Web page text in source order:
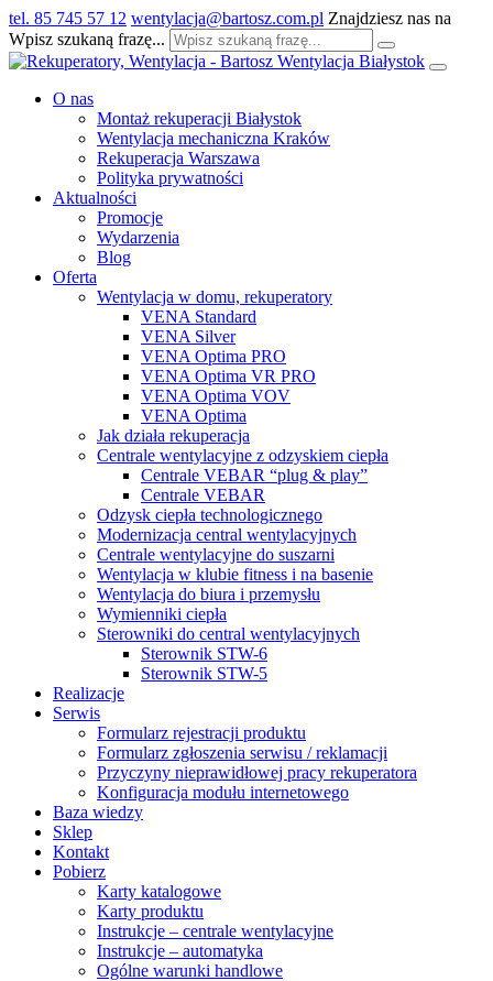
tel. 85 745 57 12 wentylacja@bartosz.com.pl Znajdziesz nas na
Wpisz szukaną frazę...
O nas
Montaż rekuperacji Białystok
Wentylacja mechaniczna Kraków
Rekuperacja Warszawa
Polityka prywatności
Aktualności
Promocje
Wydarzenia
Blog
Oferta
Wentylacja w domu, rekuperatory
VENA Standard
VENA Silver
VENA Optima PRO
VENA Optima VR PRO
VENA Optima VOV
VENA Optima
Jak działa rekuperacja
Centrale wentylacyjne z odzyskiem ciepła
Centrale VEBAR “plug & play”
Centrale VEBAR
Odzysk ciepła technologicznego
Modernizacja central wentylacyjnych
Centrale wentylacyjne do suszarni
Wentylacja w klubie fitness i na basenie
Wentylacja do biura i przemysłu
Wymienniki ciepła
Sterowniki do central wentylacyjnych
Sterownik STW-6
Sterownik STW-5
Realizacje
Serwis
Formularz rejestracji produktu
Formularz zgłoszenia serwisu / reklamacji
Przyczyny nieprawidłowej pracy rekuperatora
Konfiguracja modułu internetowego
Baza wiedzy
Sklep
Kontakt
Pobierz
Karty katalogowe
Karty produktu
Instrukcje – centrale wentylacyjne
Instrukcje – automatyka
Ogólne warunki handlowe